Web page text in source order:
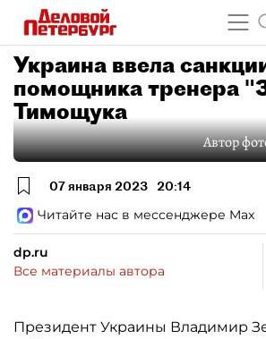
Украина ввела
помощника тренера
Тимощука
Автор
07 января 2023 20:14
Читайте нас в мессенджере Max
dp.ru
Все материалы автора
Президент Украины Владимир